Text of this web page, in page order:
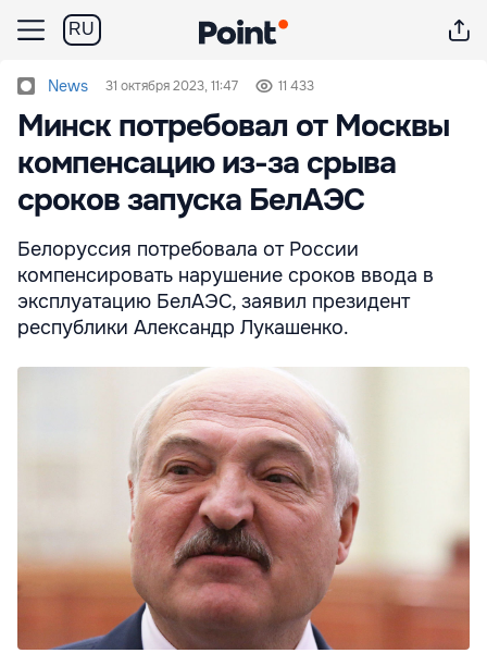
RU
News 31 октября 2023, 11:47 11 433
Минск потребовал от Москвы
компенсацию из-за срыва
сроков запуска БелАЭС
Белоруссия потребовала от России
компенсировать нарушение сроков ввода в
эксплуатацию БелАЭС, заявил президент
республики Александр Лукашенко.